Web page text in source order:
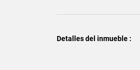
Detalles del inmueble :